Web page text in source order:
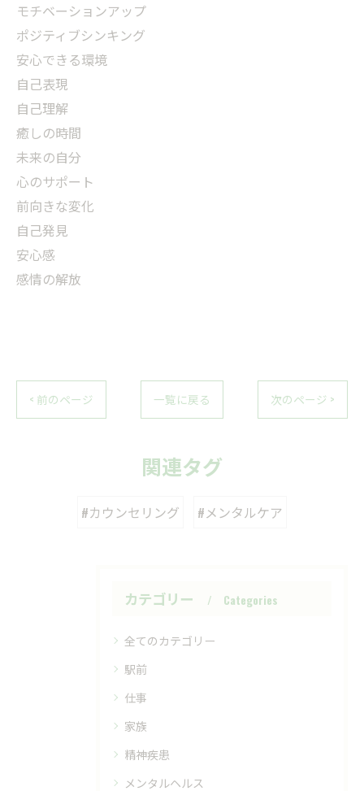
モチベーションアップ
ポジティブシンキング
安心できる環境
自己表現
自己理解
癒しの時間
未来の自分
心のサポート
前向きな変化
自己発見
安心感
感情の解放
< 前のページ 一覧に戻る 次のページ >
関連タグ
#カウンセリング #メンタルケア
カテゴリー Categories
全てのカテゴリー
駅前
仕事
家族
精神疾患
メンタルヘルス